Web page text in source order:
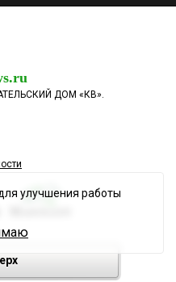
ДОМ «КВ».
улучшения работы